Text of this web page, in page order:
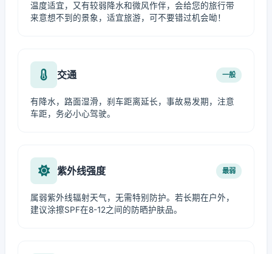
温度适宜，又有较弱降水和微风作伴，会给您的旅行带
来意想不到的景象，适宜旅游，可不要错过机会呦！
交通 一般
有降水，路面湿滑，刹车距离延长，事故易发期，注意
车距，务必小心驾驶。
紫外线强度 最弱
属弱紫外线辐射天气，无需特别防护。若长期在户外，
建议涂擦SPF在8-12之间的防晒护肤品。